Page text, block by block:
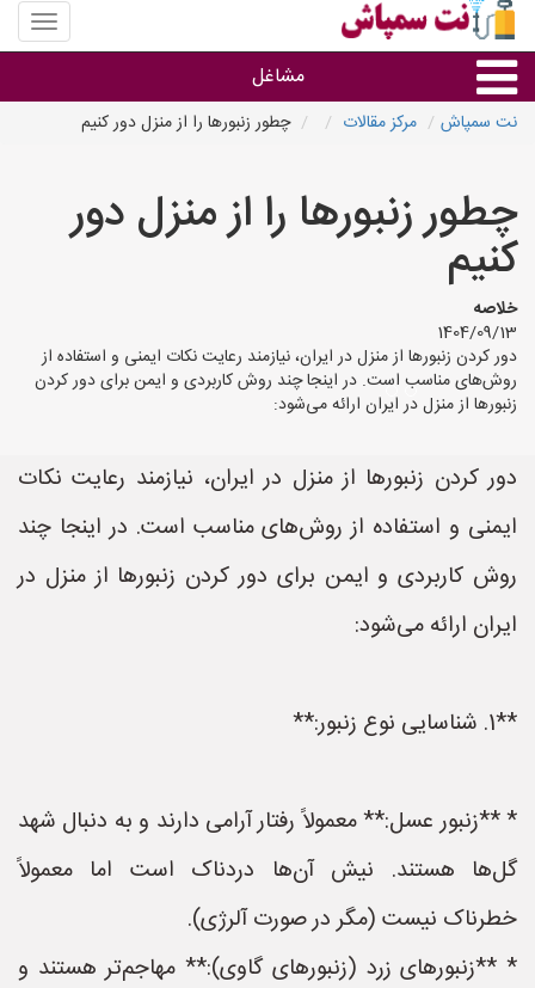
منوی
سایت
مشاغل
استان ها
نت سمپاش مرکز مقالات چطور زنبورها را از منزل دور کنیم
چطور زنبورها را از منزل دور
کنیم
خلاصه
1404/09/13
دور کردن زنبورها از منزل در ایران، نیازمند رعایت نکات ایمنی و استفاده از
روش‌های مناسب است. در اینجا چند روش کاربردی و ایمن برای دور کردن
زنبورها از منزل در ایران ارائه می‌شود:
دور کردن زنبورها از منزل در ایران، نیازمند رعایت نکات
ایمنی و استفاده از روش‌های مناسب است. در اینجا چند
روش کاربردی و ایمن برای دور کردن زنبورها از منزل در
ایران ارائه می‌شود:
**1. شناسایی نوع زنبور:**
* **زنبور عسل:** معمولاً رفتار آرامی دارند و به دنبال شهد
گل‌ها هستند. نیش آن‌ها دردناک است اما معمولاً
خطرناک نیست (مگر در صورت آلرژی).
* **زنبورهای زرد (زنبورهای گاوی):** مهاجم‌تر هستند و